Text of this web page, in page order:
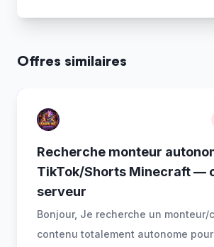
Offres similaires
Recherche monteur
TikTok/Shorts Minecraft —
serveur
Bonjour, Je recherche un monteur/
contenu totalement autonome